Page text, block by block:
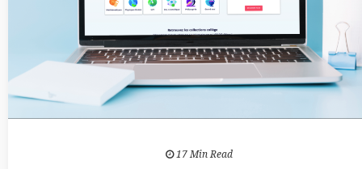
17 Min Read